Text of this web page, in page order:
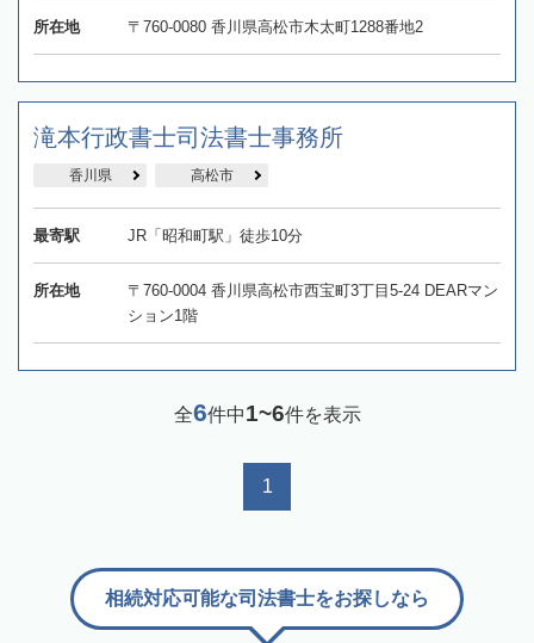
所在地 〒760-0080 香川県高松市木太町1288番地2
滝本行政書士司法書士事務所
香川県 高松市
最寄駅 JR「昭和町駅」徒歩10分
所在地
〒760-0004 香川県高松市西宝町3丁目5-24 DEARマン
ション1階
全6件中1~6件を表示
1
相続対応可能な司法書士をお探しなら